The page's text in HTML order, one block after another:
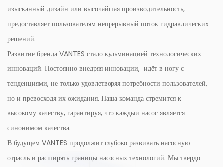
изысканный дизайн или высочайшая производительность,
предоставляет пользователям непрерывный поток гидравлических
решений.
Развитие бренда VANTES стало кульминацией технологических
инноваций. Постоянно внедряя инновации, идёт в ногу с
тенденциями, не только удовлетворяя потребности пользователей,
но и превосходя их ожидания. Наша команда стремится к
высокому качеству, гарантируя, что каждый насос является
синонимом качества.
В будущем VANTES продолжит глубоко развивать насосную
отрасль и расширять границы насосных технологий. Мы твердо